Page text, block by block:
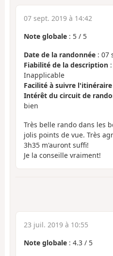
07 sept. 2019 à 14:42
Note globale : 5 / 5
Date de la randonnée : 07
Fiabilité de la description
Inapplicable
Facilité à suivre l'itinéraire
Intérêt du circuit de
bien
Très belle rando dans les
jolis points de vue. Très
3h35 m'auront suffi!
Je la conseille vraiment!
23 juil. 2019 à 10:55
Note globale : 4.3 / 5